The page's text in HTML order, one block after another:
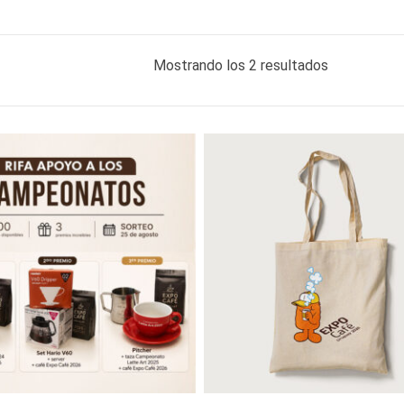
Mostrando los 2 resultados